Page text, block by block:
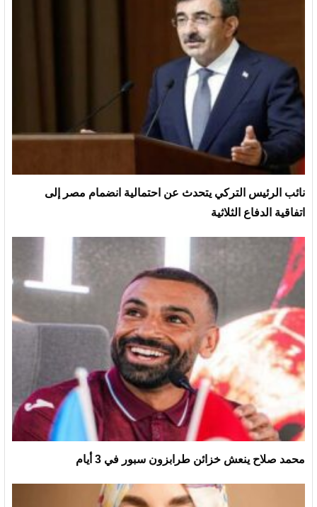
نائب الرئيس التركي يتحدث عن احتمالية انضمام مصر إلى
اتفاقية الدفاع الثلاثية
محمد صلاح ينعش خزائن طرابزون سبور في 3 أيام